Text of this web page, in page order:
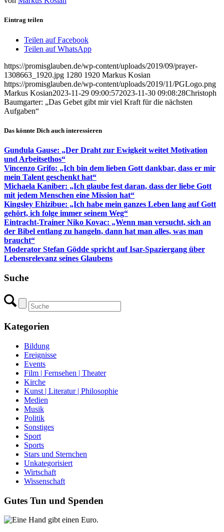
Eintrag teilen
Teilen auf Facebook
Teilen auf WhatsApp
https://promisglauben.de/wp-content/uploads/2019/09/prayer-
1308663_1920.jpg 1280 1920 Markus Kosian
https://promisglauben.de/wp-content/uploads/2019/11/PGLogo.png
Markus Kosian2023-11-29 09:00:572023-11-30 09:08:28Christoph
Baumgarter: „Das Gebet gibt mir viel Kraft für die nächsten
Aufgaben“
Das könnte Dich auch interessieren
Gundula Gause: „Der Draht zur Ewigkeit weitet Motivation
und Arbeitsethos“
Vincenzo Grifo: „Ich bin dem lieben Gott dankbar, dass er mir
mein Talent geschenkt hat“
Michaela Kaniber: „Ich glaube fest daran, dass der liebe Gott
mit jedem Menschen eine Mission hat“
Kingsley Ehizibue: „Ich habe mein ganzes Leben lang auf Gott
gehört, ich folge immer seinem Weg“
Eintracht-Trainer Niko Kovac: „Wenn man versucht, sich an
der Bibel entlang zu hangeln, dann hat man alles, was man
braucht“
Moderator Stefan Gödde spricht auf Isar-Spaziergang über
Lebensrelevanz seines Glaubens
Suche
Kategorien
Bildung
Ereignisse
Events
Film | Fernsehen | Theater
Kirche
Kunst | Literatur | Philosophie
Medien
Musik
Politik
Sonstiges
Sport
Sports
Stars und Sternchen
Unkategorisiert
Wirtschaft
Wissenschaft
Gutes Tun und Spenden